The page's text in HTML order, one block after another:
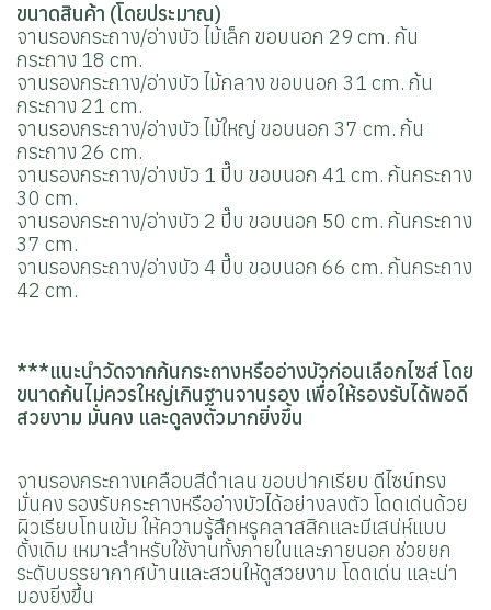
ขนาดสินค้า (โดยประมาณ)
จานรองกระถาง/อ่างบัว ไม้เล็ก ขอบนอก 29 cm. ก้น
กระถาง 18 cm.
จานรองกระถาง/อ่างบัว ไม้กลาง ขอบนอก 31 cm. ก้น
กระถาง 21 cm.
จานรองกระถาง/อ่างบัว ไม้ใหญ่ ขอบนอก 37 cm. ก้น
กระถาง 26 cm.
จานรองกระถาง/อ่างบัว 1 ปี๊บ ขอบนอก 41 cm. ก้นกระถาง
30 cm.
จานรองกระถาง/อ่างบัว 2 ปี๊บ ขอบนอก 50 cm. ก้นกระถาง
37 cm.
จานรองกระถาง/อ่างบัว 4 ปี๊บ ขอบนอก 66 cm. ก้นกระถาง
42 cm.
***แนะนำวัดจากก้นกระถางหรืออ่างบัวก่อนเลือกไซส์ โดย
ขนาดก้นไม่ควรใหญ่เกินฐานจานรอง เพื่อให้รองรับได้พอดี
สวยงาม มั่นคง และดูลงตัวมากยิ่งขึ้น
จานรองกระถางเคลือบสีดำเลน ขอบปากเรียบ ดีไซน์ทรง
มั่นคง รองรับกระถางหรืออ่างบัวได้อย่างลงตัว โดดเด่นด้วย
ผิวเรียบโทนเข้ม ให้ความรู้สึกหรูคลาสสิกและมีเสน่ห์แบบ
ดั้งเดิม เหมาะสำหรับใช้งานทั้งภายในและภายนอก ช่วยยก
ระดับบรรยากาศบ้านและสวนให้ดูสวยงาม โดดเด่น และน่า
มองยิ่งขึ้น